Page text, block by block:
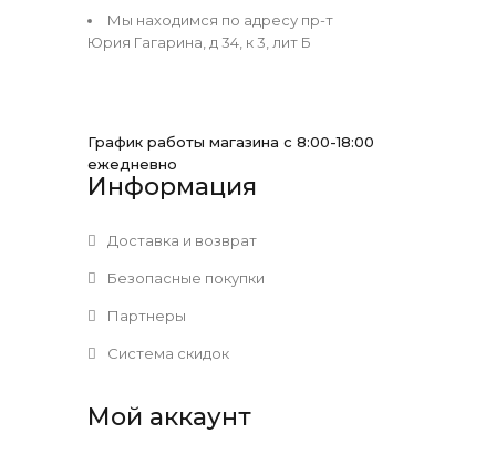
Мы находимся по адресу пр-т
Юрия Гагарина, д 34, к 3, лит Б
График работы магазина с 8:00-18:00
ежедневно
Информация
Доставка и возврат
Безопасные покупки
Партнеры
Система скидок
Мой аккаунт